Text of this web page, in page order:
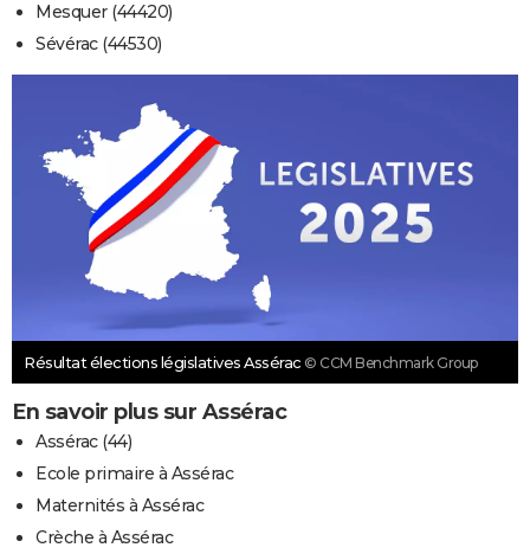
Mesquer (44420)
Sévérac (44530)
Résultat élections législatives Assérac © CCM Benchmark Group
En savoir plus sur Assérac
Assérac (44)
Ecole primaire à Assérac
Maternités à Assérac
Crèche à Assérac